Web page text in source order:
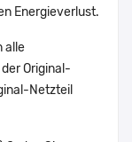
Energieverlust.
alle
Original-
Netzteil